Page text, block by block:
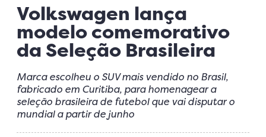
Volkswagen lança
modelo comemorativo
da Seleção Brasileira
Marca escolheu o SUV mais vendido no Brasil,
fabricado em Curitiba, para homenagear a
seleção brasileira de futebol que vai disputar o
mundial a partir de junho